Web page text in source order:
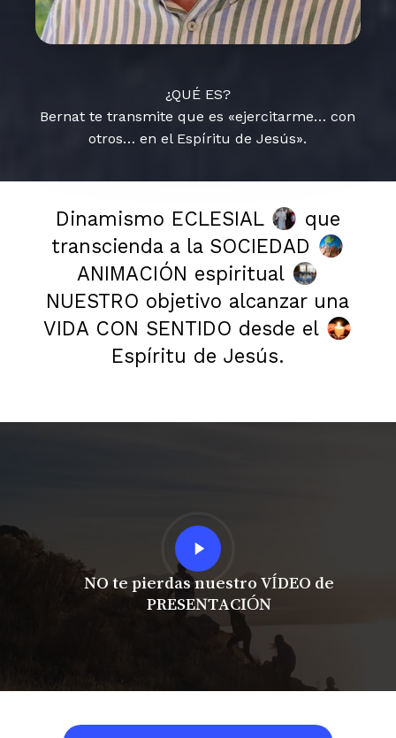
¿QUÉ ES?
Bernat te transmite que es «ejercitarme… con
otros… en el Espíritu de Jesús».
Dinamismo ECLESIAL
que
transcienda a la SOCIEDAD
ANIMACIÓN espiritual
NUESTRO objetivo alcanzar una
VIDA CON SENTIDO desde el
Espíritu de Jesús.
Play
Video
NO te pierdas nuestro VÍDEO de
PRESENTACIÓN